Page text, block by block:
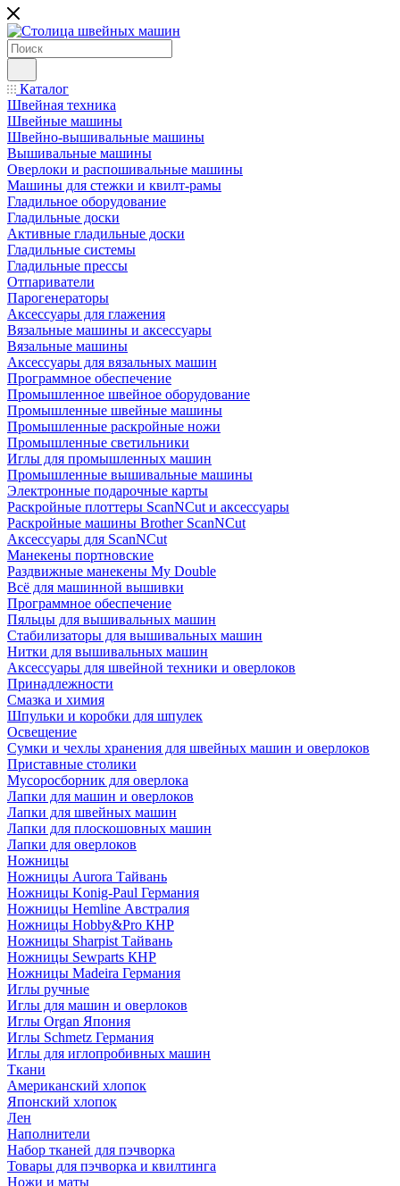
Каталог
Швейная техника
Швейные машины
Швейно-вышивальные машины
Вышивальные машины
Оверлоки и распошивальные машины
Машины для стежки и квилт-рамы
Гладильное оборудование
Гладильные доски
Активные гладильные доски
Гладильные системы
Гладильные прессы
Отпариватели
Парогенераторы
Аксессуары для глажения
Вязальные машины и аксессуары
Вязальные машины
Аксессуары для вязальных машин
Программное обеспечение
Промышленное швейное оборудование
Промышленные швейные машины
Промышленные раскройные ножи
Промышленные светильники
Иглы для промышленных машин
Промышленные вышивальные машины
Электронные подарочные карты
Раскройные плоттеры ScanNCut и аксессуары
Раскройные машины Brother ScanNCut
Аксессуары для ScanNCut
Манекены портновские
Раздвижные манекены My Double
Всё для машинной вышивки
Программное обеспечение
Пяльцы для вышивальных машин
Стабилизаторы для вышивальных машин
Нитки для вышивальных машин
Аксессуары для швейной техники и оверлоков
Принадлежности
Смазка и химия
Шпульки и коробки для шпулек
Освещение
Сумки и чехлы хранения для швейных машин и оверлоков
Приставные столики
Мусоросборник для оверлока
Лапки для машин и оверлоков
Лапки для швейных машин
Лапки для плоскошовных машин
Лапки для оверлоков
Ножницы
Ножницы Aurora Тайвань
Ножницы Konig-Paul Германия
Ножницы Hemline Австралия
Ножницы Hobby&Pro КНР
Ножницы Sharpist Тайвань
Ножницы Sewparts КНР
Ножницы Madeira Германия
Иглы ручные
Иглы для машин и оверлоков
Иглы Organ Япония
Иглы Schmetz Германия
Иглы для иглопробивных машин
Ткани
Американский хлопок
Японский хлопок
Лен
Наполнители
Набор тканей для пэчворка
Товары для пэчворка и квилтинга
Ножи и маты